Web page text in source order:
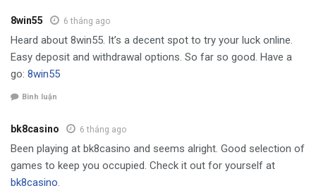
8win55 6 tháng ago
Heard about 8win55. It’s a decent spot to try your luck online.
Easy deposit and withdrawal options. So far so good. Have a
go: 8win55
Bình luận
bk8casino 6 tháng ago
Been playing at bk8casino and seems alright. Good selection of
games to keep you occupied. Check it out for yourself at
bk8casino.